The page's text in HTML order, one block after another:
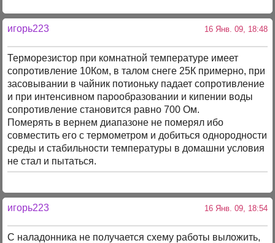
игорь223 16 Янв. 09, 18:48
Терморезистор при комнатной температуре имеет
сопротивление 10Ком, в талом снеге 25К примерно, при
засовывании в чайник потионьку падает сопротивление
и при интенсивном парообразовании и кипении воды
сопротивление становится равно 700 Ом.
Померять в вернем диапазоне не померял ибо
совместить его с термометром и добиться однородности
среды и стабильности температуры в домашни условия
не стал и пытаться.
игорь223 16 Янв. 09, 18:54
С наладонника не получается сxему работы выложить,